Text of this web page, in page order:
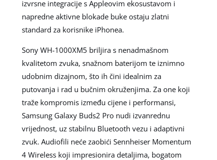
izvrsne integracije s Appleovim ekosustavom i
napredne aktivne blokade buke ostaju zlatni
standard za korisnike iPhonea.
Sony WH-1000XM5 briljira s nenadmašnom
kvalitetom zvuka, snažnom baterijom te iznimno
udobnim dizajnom, što ih čini idealnim za
putovanja i rad u bučnim okruženjima. Za one koji
traže kompromis između cijene i performansi,
Samsung Galaxy Buds2 Pro nudi izvanrednu
vrijednost, uz stabilnu Bluetooth vezu i adaptivni
zvuk. Audiofili neće zaobići Sennheiser Momentum
4 Wireless koji impresionira detaljima, bogatom